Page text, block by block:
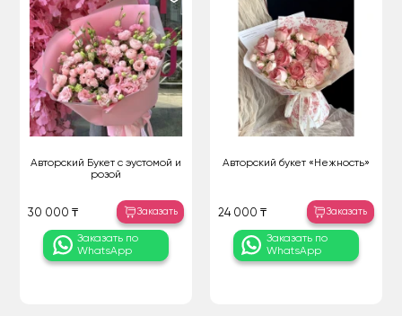
Авторский Букет с эустомой и
розой
30 000 ₸ Заказать
Заказать по
WhatsApp
Авторский букет «Нежность»
24 000 ₸ Заказать
Заказать по
WhatsApp